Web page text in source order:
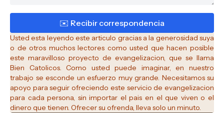
Usted esta leyendo este articulo gracias a la generosidad suya
o de otros muchos lectores como usted que hacen posible
este maravilloso proyecto de evangelizacion, que se llama
Bien Catolicos.Como usted puede imaginar, en nuestro
trabajo se esconde un esfuerzo muy grande. Necesitamos su
apoyo para seguir ofreciendo este servicio de evangelizacion
para cada persona, sin importar el pais en el que viven o el
dinero que tienen. Ofrecer su ofrenda, lleva solo un minuto.